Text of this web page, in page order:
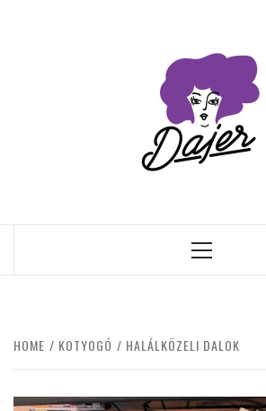
Primary
HOME KOTYOGÓ HALÁLKÖZELI DALOK